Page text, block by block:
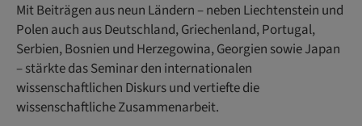
Mit Beiträgen aus neun Ländern – neben Liechtenstein und
Polen auch aus Deutschland, Griechenland, Portugal,
Serbien, Bosnien und Herzegowina, Georgien sowie Japan
– stärkte das Seminar den internationalen
wissenschaftlichen Diskurs und vertiefte die
wissenschaftliche Zusammenarbeit.